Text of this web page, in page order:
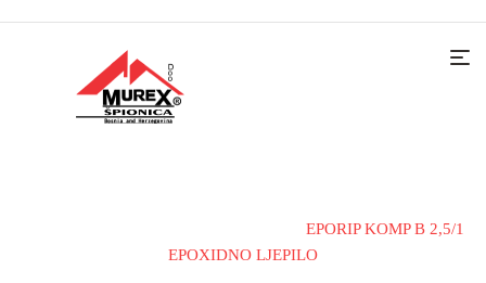
EPORIP KOMP B 2,5/1
EPOXIDNO LJEPILO